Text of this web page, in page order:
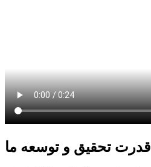
قدرت تحقیق و توسعه ما